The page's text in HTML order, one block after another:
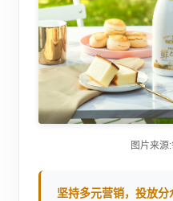
图片来源
坚持多元营销，投放分